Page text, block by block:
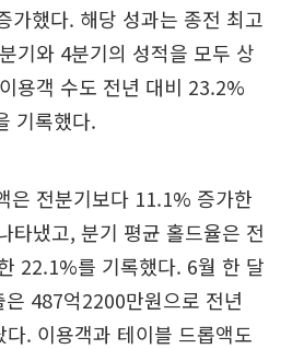
가했다. 해당 성과는 종전 최고
기와 4분기의 성적을 모두 상
용객 수도 전년 대비 23.2%
기록했다.
은 전분기보다 11.1% 증가한
타냈고, 분기 평균 홀드율은 전
22.1%를 기록했다. 6월 한 달
487억2200만원으로 전년
. 이용객과 테이블 드롭액도